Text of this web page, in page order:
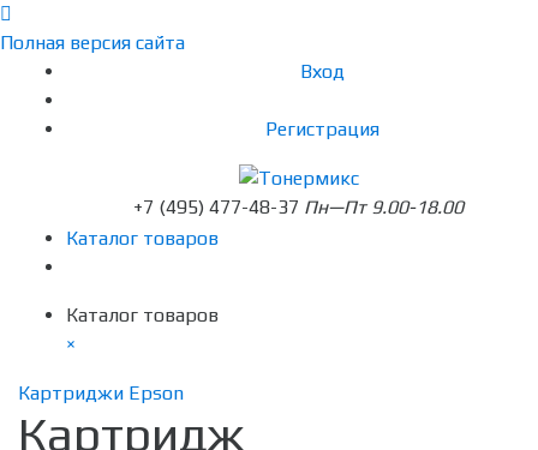
Полная версия сайта
Вход
Регистрация
+7 (495) 477-48-37 Пн—Пт 9.00-18.00
Каталог товаров
Каталог товаров
×
Картриджи Epson
Картридж